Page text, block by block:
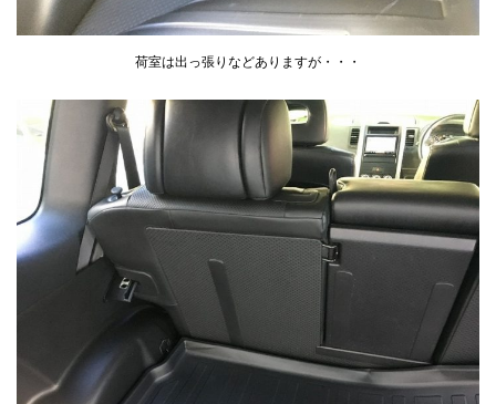
荷室は出っ張りなどありますが・・・